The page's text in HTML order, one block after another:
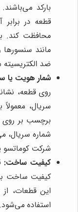
بارکد
قطعه در
محافظت کند.
مانند
ضد
شمار هویت یا
روی قطعه،
سریال،
برچسب بر روی
شماره سریال،
شرکت کوماتسو
کیفیت ساخت:
کیفیت ساخت
این قطعات،
استفاده